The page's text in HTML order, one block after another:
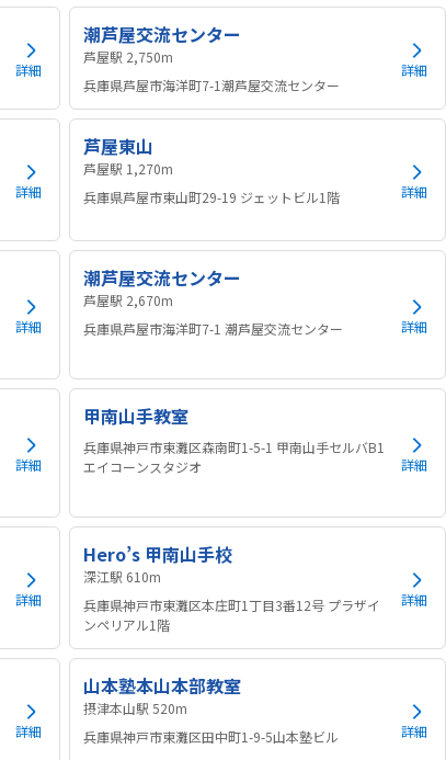
詳細
潮芦屋交流センター
芦屋駅 2,750m
兵庫県芦屋市海洋町7-1潮芦屋交流センター
詳細
詳細
芦屋東山
芦屋駅 1,270m
兵庫県芦屋市東山町29-19 ジェットビル1階
詳細
詳細
潮芦屋交流センター
芦屋駅 2,670m
兵庫県芦屋市海洋町7-1 潮芦屋交流センター
詳細
詳細
甲南山手教室
兵庫県神戸市東灘区森南町1-5-1 甲南山手セルバB1
エイコーンスタジオ
詳細
詳細
Hero’s 甲南山手校
深江駅 610m
兵庫県神戸市東灘区本庄町1丁目3番12号 プラザイ
ンペリアル1階
詳細
詳細
山本塾本山本部教室
摂津本山駅 520m
兵庫県神戸市東灘区田中町1-9-5山本塾ビル
詳細